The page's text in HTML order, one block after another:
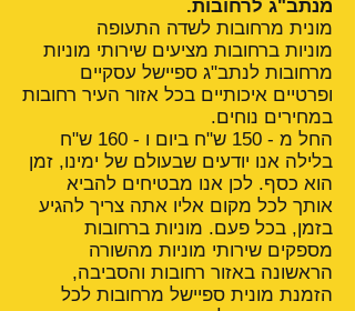
מנתב"ג לרחובות.
מונית מרחובות לשדה התעופה
מוניות ברחובות מציעים שירותי מוניות
מרחובות לנתב"ג ספיישל עסקיים
ופרטיים איכותיים בכל אזור העיר רחובות
במחירים נוחים.
החל מ - 150 ש"ח ביום ו - 160 ש"ח
בלילה אנו יודעים שבעולם של ימינו, זמן
הוא כסף. לכן אנו מבטיחים להביא
אותך לכל מקום אליו אתה צריך להגיע
בזמן, בכל פעם. מוניות ברחובות
מספקים שירותי מוניות מהשורה
הראשונה באזור רחובות והסביבה,
הזמנת מונית ספיישל מרחובות לכל